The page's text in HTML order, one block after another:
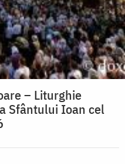
– Liturghie
Sfântului Ioan cel